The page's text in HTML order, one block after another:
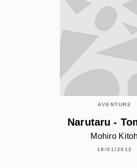
AVENTURE
Narutaru -
Mohiro Kitoh
18/01/2012